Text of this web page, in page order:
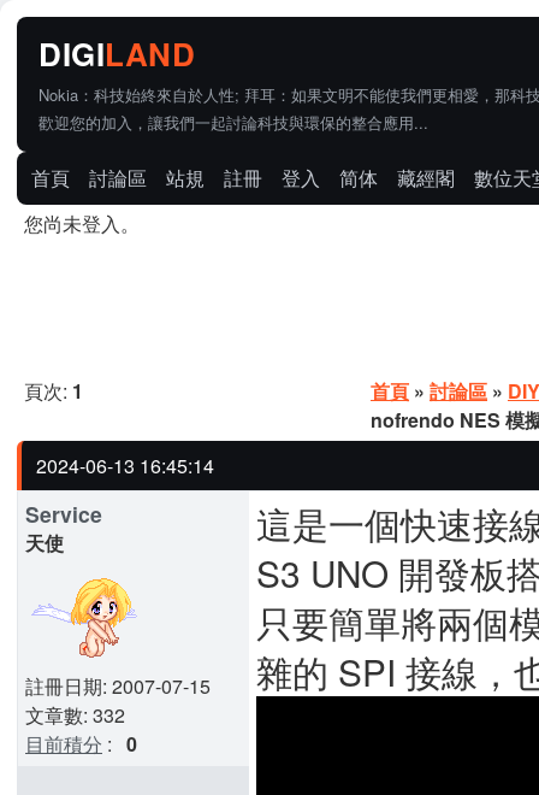
Nokia：科技始終來自於人性; 拜耳：如果文明不能使我們更相愛，那科
歡迎您的加入，讓我們一起討論科技與環保的整合應用...
首頁 討論區 站規 註冊 登入 简体 藏經閣
數位天
您尚未登入。
頁次: 1 首頁 » 討論區 »
nofrendo NES 模
2024-06-13 16:45:14
Service
天使
註冊日期: 2007-07-15
文章數: 332
目前積分 : 0
這是一個快速接
S3 UNO 開發板
只要簡單將兩個
雜的 SPI 接線，